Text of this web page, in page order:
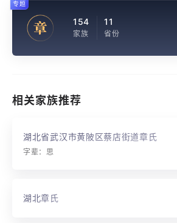
章 154
家族
11
省份
专题
相关家族推荐
湖北省武汉市黄陂区蔡店街道章氏
字辈：思
湖北章氏